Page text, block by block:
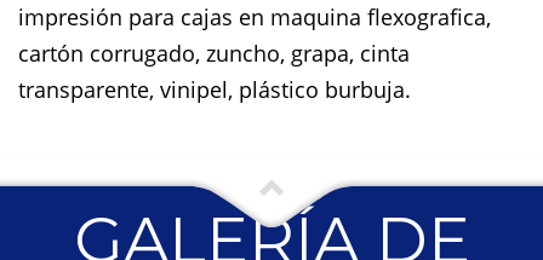
impresión para cajas en maquina flexografica,
cartón corrugado, zuncho, grapa, cinta
transparente, vinipel, plástico burbuja.
GALERÍA DE